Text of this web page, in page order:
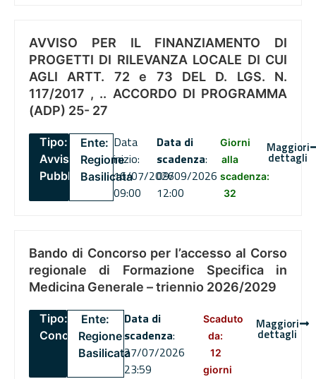
AVVISO PER IL FINANZIAMENTO DI
PROGETTI DI RILEVANZA LOCALE DI CUI
AGLI ARTT. 72 e 73 DEL D. LGS. N.
117/2017 , .. ACCORDO DI PROGRAMMA
(ADP) 25- 27
Tipo:
Avviso
Pubblico
Ente:
Regione
Basilicata
Data
inizio:
16/07/2026
09:00
Data di
scadenza:
09/09/2026
12:00
Giorni
alla
scadenza:
32
Maggiori
dettagli
Bando di Concorso per l’accesso al Corso
regionale di Formazione Specifica in
Medicina Generale – triennio 2026/2029
Tipo:
Concorsi
Ente:
Regione
Basilicata
Data di
scadenza:
27/07/2026
23:59
Scaduto
da:
12
giorni
Maggiori
dettagli